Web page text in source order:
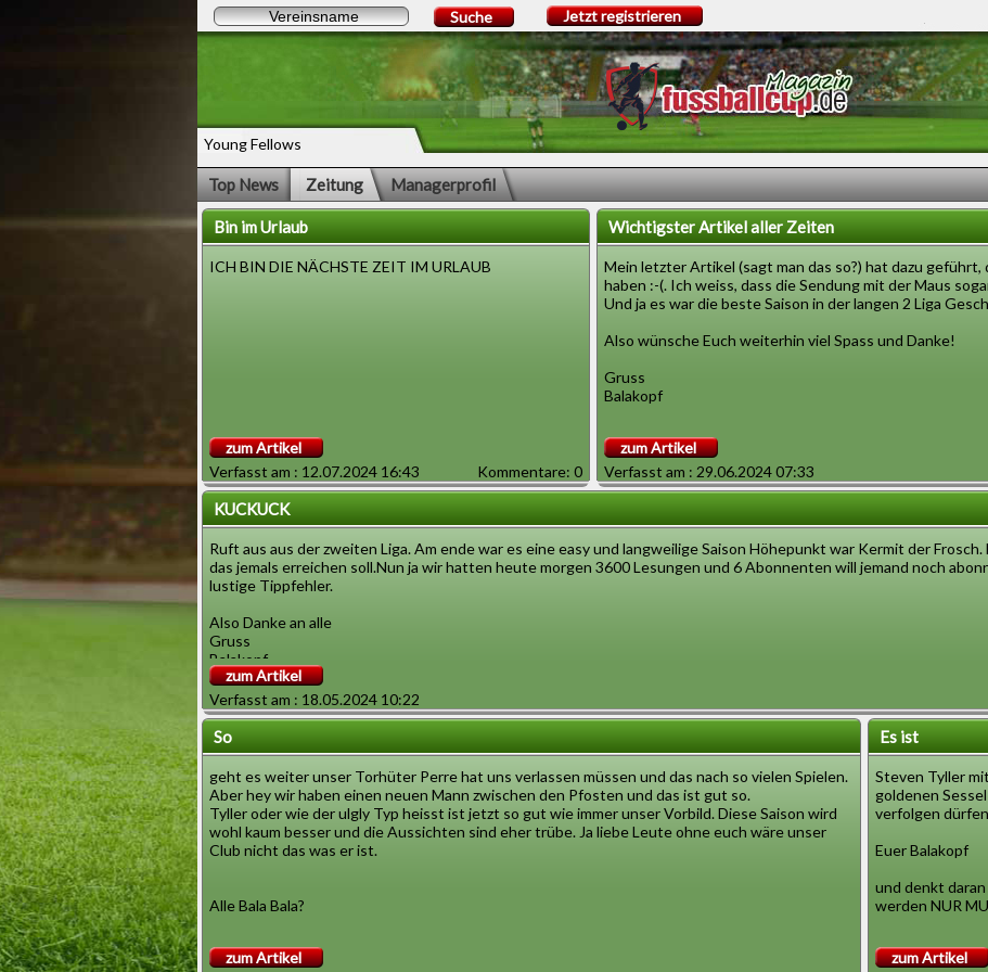
Young Fellows
Suche Jetzt registrieren
Top News Zeitung Managerprofil
Bin im Urlaub
ICH BIN DIE NÄCHSTE ZEIT IM URLAUB
zum Artikel
Verfasst am : 12.07.2024 16:43
Kommentare: 0
Wichtigster Artikel aller Zeiten
Mein letzter Artikel (sagt man das so?) hat dazu
haben :-(. Ich weiss, dass die Sendung mit der Maus
Und ja es war die beste Saison in der langen 2 Liga
Also wünsche Euch weiterhin viel Spass und Danke!
Gruss
Balakopf
zum Artikel
Verfasst am : 29.06.2024 07:33
KUCKUCK
Ruft aus aus der zweiten Liga. Am ende war es eine easy und langweilige Saison Höhepunkt war Kermit der Frosch.
das jemals erreichen soll.Nun ja wir hatten heute morgen 3600 Lesungen und 6 Abonnenten will jemand noch
lustige Tippfehler.
Also Danke an alle
Gruss
Balakopf
zum Artikel
Verfasst am : 18.05.2024 10:22
So
geht es weiter unser Torhüter Perre hat uns verlassen müssen und das nach so vielen Spielen.
Aber hey wir haben einen neuen Mann zwischen den Pfosten und das ist gut so.
Tyller oder wie der ulgly Typ heisst ist jetzt so gut wie immer unser Vorbild. Diese Saison wird
wohl kaum besser und die Aussichten sind eher trübe. Ja liebe Leute ohne euch wäre unser
Club nicht das was er ist.
Alle Bala Bala?
zum Artikel
Es ist
Steven Tyller
goldenen
verfolgen
Euer Balakopf
und denkt
werden NUR
zum Artikel